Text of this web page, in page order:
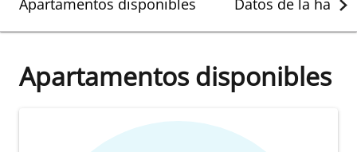
Apartamentos disponibles